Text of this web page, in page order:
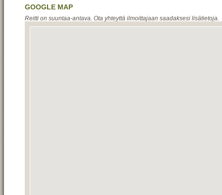
GOOGLE MAP
Reitti on suuntaa-antava. Ota yhteyttä ilmoittajaan saadaksesi lisätietoja.